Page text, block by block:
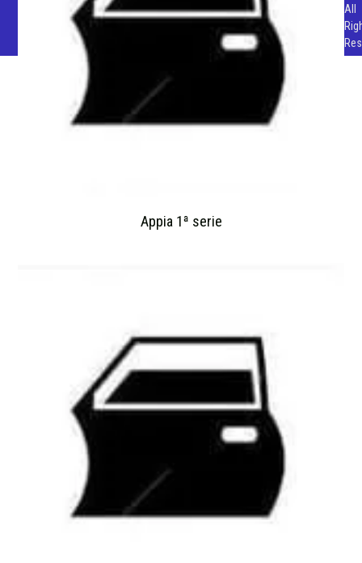
Appia 1ª serie
All